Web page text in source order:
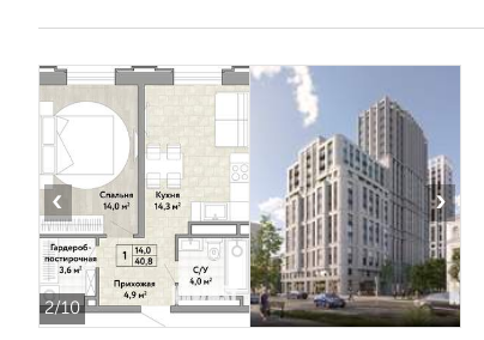
2/10
‹ ›